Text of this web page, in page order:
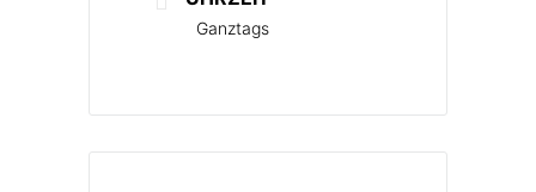
Ganztags